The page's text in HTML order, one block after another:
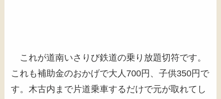
これが道南いさりび鉄道の乗り放題切符です。
これも補助金のおかげで大人700円、子供350円で
す。木古内まで片道乗車するだけで元が取れてし